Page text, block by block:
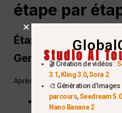
étape par
Étape 1 : Ouvrez la
Gemini.
Après être entré dans Gemini,
Un message de
Studio AI
🎬 Création de vidéos :
3.1, Kling 3.0,Sora 2
🎨 Génération d'images
parcours,Seedream
Nano Banane 2